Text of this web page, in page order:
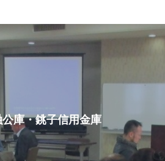
庫・銚子信用金庫